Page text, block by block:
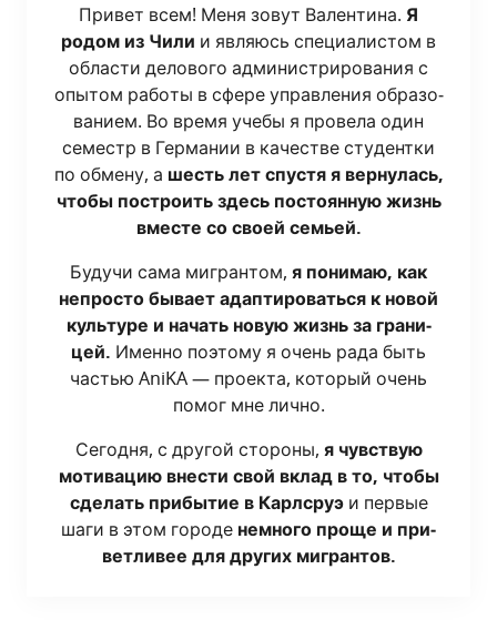
При­вет всем! Меня зовут Вален­ти­на. Я
родом из Чили и явля­юсь спе­ци­а­ли­стом в
обла­сти дело­во­го адми­ни­стри­ро­ва­ния с
опы­том рабо­ты в сфе­ре управ­ле­ния обра­зо­
ва­ни­ем. Во вре­мя уче­бы я про­ве­ла один
семестр в Гер­ма­нии в каче­стве сту­дент­ки
по обме­ну, а шесть лет спу­стя я вер­ну­лась,
что­бы постро­ить здесь посто­ян­ную жизнь
вме­сте со сво­ей семьей.
Будучи сама мигран­том, я пони­маю, как
непро­сто быва­ет адап­ти­ро­вать­ся к новой
куль­ту­ре и начать новую жизнь за гра­ни­
цей. Имен­но поэто­му я очень рада быть
частью AniKA — про­ек­та, кото­рый очень
помог мне лично.
Сего­дня, с дру­гой сто­ро­ны, я чув­ствую
моти­ва­цию вне­сти свой вклад в то, что­бы
сде­лать при­бы­тие в Карлсруэи пер­вые
шаги в этом горо­де немно­го про­ще и при­
вет­ли­вее для дру­гих мигрантов.